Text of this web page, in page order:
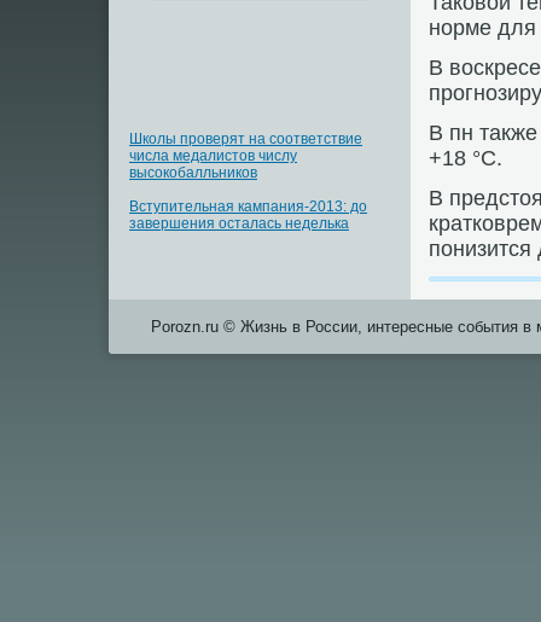
Школы проверят на соответствие
числа медалистов числу
высокобалльников
Вступительная кампания-2013: до
завершения осталась неделька
норме для
В
В пн
+18 °С.
В
Porozn.ru © Жизнь в России, интересные события в